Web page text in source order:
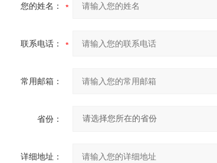
您的姓名：
联系电话：
常用邮箱：
省份：
详细地址：